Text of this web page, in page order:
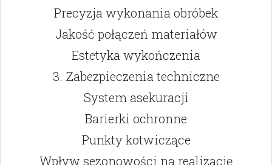
Precyzja wykonania obróbek
Jakość połączeń materiałów
Estetyka wykończenia
3. Zabezpieczenia techniczne
System asekuracji
Barierki ochronne
Punkty kotwiczące
Wpływ sezonowości na realizację